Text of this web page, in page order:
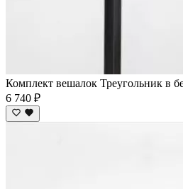
Комплект вешалок Треугольник в
6 740 ₽